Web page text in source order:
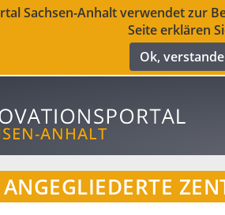
Sachsen-Anhalt verwendet zur
Seite erklären
Ok,
ANGEGLIEDERTE